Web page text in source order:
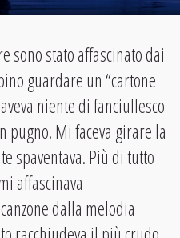
sono stato affascinato dai
guardare un “cartone
niente di fanciullesco
pugno. Mi faceva girare la
spaventava. Più di tutto
affascinava
dalla melodia